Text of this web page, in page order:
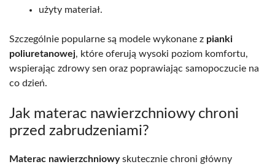
użyty materiał.
Szczególnie popularne są modele wykonane z pianki
poliuretanowej, które oferują wysoki poziom komfortu,
wspierając zdrowy sen oraz poprawiając samopoczucie na
co dzień.
Jak materac nawierzchniowy chroni
przed zabrudzeniami?
Materac nawierzchniowyskutecznie chroni główny